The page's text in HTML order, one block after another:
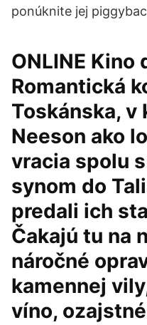
ponúknite jej
ONLINE Kino
Romantická
Toskánska, v
Neeson ako
vracia spolu
synom do
predali ich
Čakajú tu na
náročné
kamennej
víno,